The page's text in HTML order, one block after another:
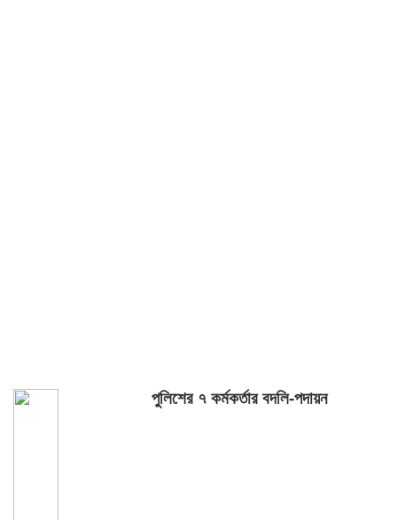
পুলিশের ৭ কর্মকর্তার বদলি-পদায়ন